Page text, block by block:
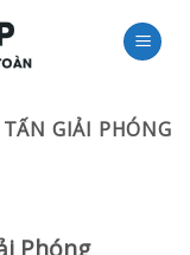
GIẢI PHÓNG
Phóng